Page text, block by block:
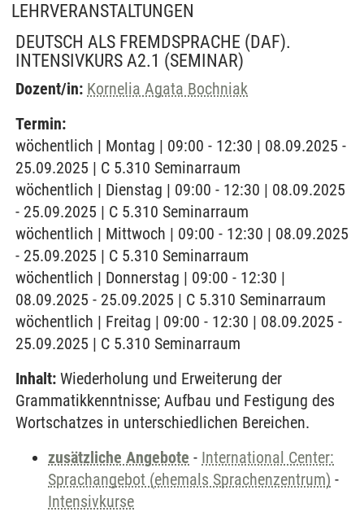
LEHRVERANSTALTUNGEN
DEUTSCH ALS FREMDSPRACHE (DAF).
INTENSIVKURS A2.1 (SEMINAR)
Dozent/in: Kornelia Agata Bochniak
Termin:
wöchentlich | Montag | 09:00 - 12:30 | 08.09.2025 -
25.09.2025 | C 5.310 Seminarraum
wöchentlich | Dienstag | 09:00 - 12:30 | 08.09.2025
- 25.09.2025 | C 5.310 Seminarraum
wöchentlich | Mittwoch | 09:00 - 12:30 | 08.09.2025
- 25.09.2025 | C 5.310 Seminarraum
wöchentlich | Donnerstag | 09:00 - 12:30 |
08.09.2025 - 25.09.2025 | C 5.310 Seminarraum
wöchentlich | Freitag | 09:00 - 12:30 | 08.09.2025 -
25.09.2025 | C 5.310 Seminarraum
Inhalt: Wiederholung und Erweiterung der
Grammatikkenntnisse; Aufbau und Festigung des
Wortschatzes in unterschiedlichen Bereichen.
zusätzliche Angebote - International Center:
Sprachangebot (ehemals Sprachenzentrum) -
Intensivkurse